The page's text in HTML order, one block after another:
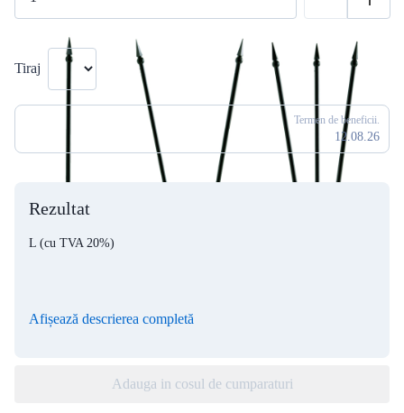
Tiraj
Termen de beneficii.
12.08.26
Rezultat
L (cu TVA 20%)
Afișează descrierea completă
Adauga in cosul de cumparaturi